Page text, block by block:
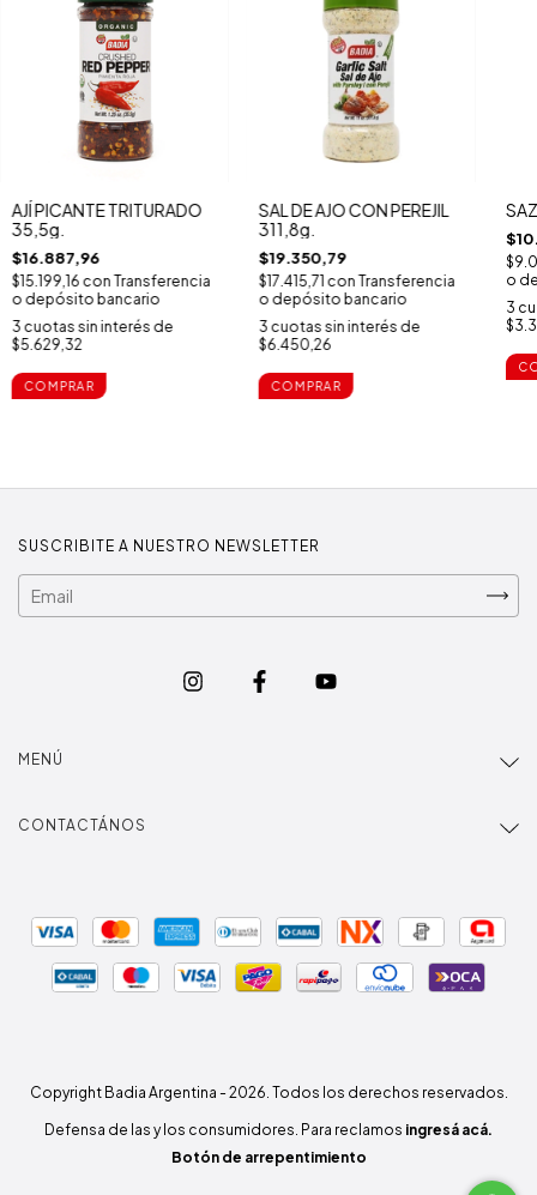
AJÍ PICANTE TRITURADO
35,5g.
$16.887,96
$15.199,16 conTransferencia
o depósito bancario
3 cuotas sin interés de
$5.629,32
SAL DE AJO CON PEREJIL
311,8g.
$19.350,79
$17.415,71 conTransferencia
o depósito bancario
3 cuotas sin interés de
$6.450,26
o
3
SUSCRIBITE A NUESTRO NEWSLETTER
MENÚ
CONTACTÁNOS
Copyright Badia Argentina - 2026. Todos los derechos reservados.
Defensa de las y los consumidores. Para reclamos ingresá acá.
Botón de arrepentimiento